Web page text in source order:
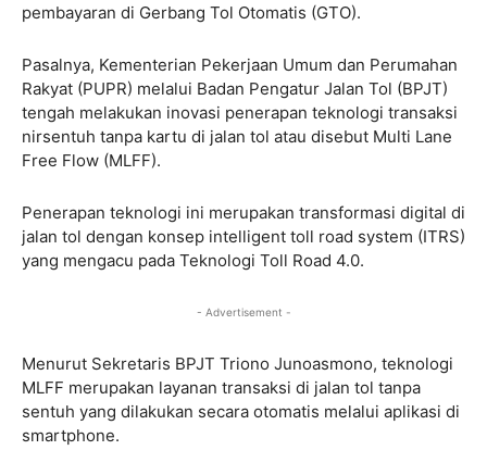
pembayaran di Gerbang Tol Otomatis (GTO).
Pasalnya, Kementerian Pekerjaan Umum dan Perumahan
Rakyat (PUPR) melalui Badan Pengatur Jalan Tol (BPJT)
tengah melakukan inovasi penerapan teknologi transaksi
nirsentuh tanpa kartu di jalan tol atau disebut Multi Lane
Free Flow (MLFF).
Penerapan teknologi ini merupakan transformasi digital di
jalan tol dengan konsep intelligent toll road system (ITRS)
yang mengacu pada Teknologi Toll Road 4.0.
- Advertisement -
Menurut Sekretaris BPJT Triono Junoasmono, teknologi
MLFF merupakan layanan transaksi di jalan tol tanpa
sentuh yang dilakukan secara otomatis melalui aplikasi di
smartphone.